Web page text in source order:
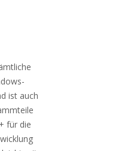
ist auch
für die